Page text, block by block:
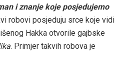
i znanje koje posjedujemo
robovi posjeduju srce koje vidi
Hakka otvorile gajbske
. Primjer takvih robova je